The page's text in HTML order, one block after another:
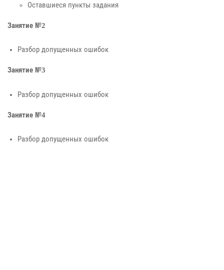
Оставшиеся пункты задания
Занятие №2
Разбор допущенных ошибок
Занятие №3
Разбор допущенных ошибок
Занятие №4
Разбор допущенных ошибок